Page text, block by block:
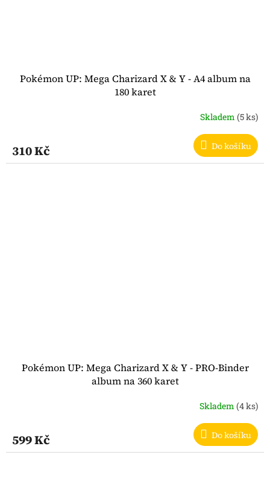
Pokémon UP: Mega Charizard X & Y - A4 album na
180 karet
Skladem (5 ks)
310 Kč Do košíku
Pokémon UP: Mega Charizard X & Y - PRO-Binder
album na 360 karet
Skladem (4 ks)
599 Kč Do košíku